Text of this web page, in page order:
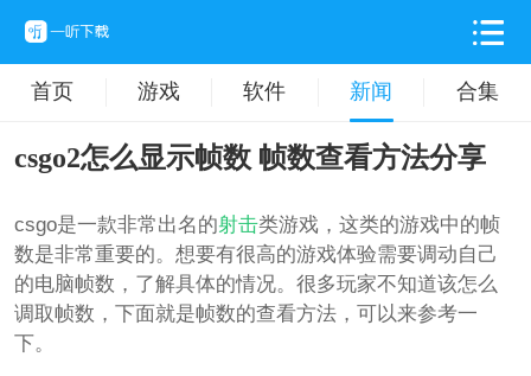
首页 游戏 软件 新闻 合集
csgo2怎么显示帧数 帧数查看方法分享
csgo是一款非常出名的射击类游戏，这类的游戏中的帧
数是非常重要的。想要有很高的游戏体验需要调动自己
的电脑帧数，了解具体的情况。很多玩家不知道该怎么
调取帧数，下面就是帧数的查看方法，可以来参考一
下。